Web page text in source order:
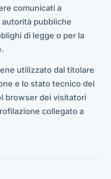
comunicati a
pubbliche
di legge o per la
utilizzato dal titolare
e lo stato tecnico del
browser dei visitatori
collegato a